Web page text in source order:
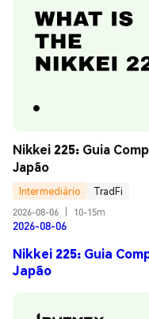
Nikkei 225: Guia
Japão
Intermediário
TradFi
2026-08-06
10-15m
2026-08-06
Nikkei 225: Guia
Japão